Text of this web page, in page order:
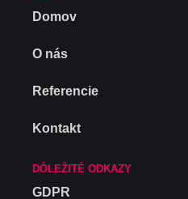
Domov
O nás
Referencie
Kontakt
DÔLEŽITÉ ODKAZY
GDPR